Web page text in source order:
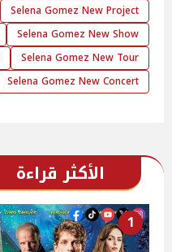
Selena Gomez New Project
Selena Gomez New Show
Selena Gomez New Tour
Selena Gomez New Concert
الأكثر قراءة
1